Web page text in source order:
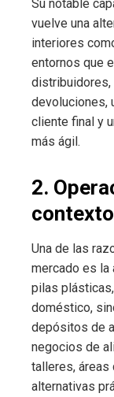
Su notable
vuelve una
interiores
entornos que
devoluciones,
cliente final y
más ágil.
2.
Una de las
mercado es la
pilas
doméstico,
depósitos de
negocios de
talleres, áreas
alternativas